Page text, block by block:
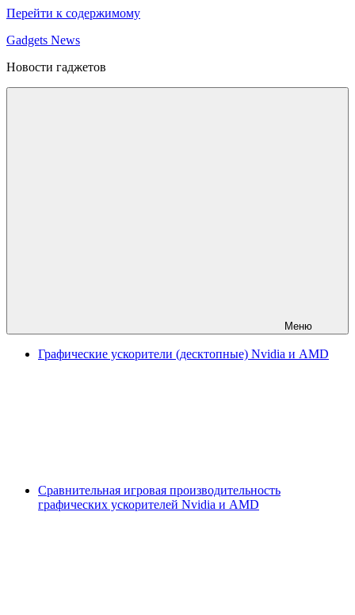
Перейти к содержимому
Gadgets News
Новости гаджетов
Меню
Графические ускорители (десктопные) Nvidia и AMD
Сравнительная игровая производительность
графических ускорителей Nvidia и AMD